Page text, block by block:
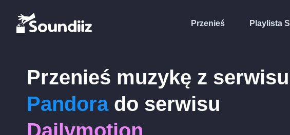
Przenieś Playlista SI
Przenieś muzykę z serwisu
Pandorado serwisu
Dailymotion